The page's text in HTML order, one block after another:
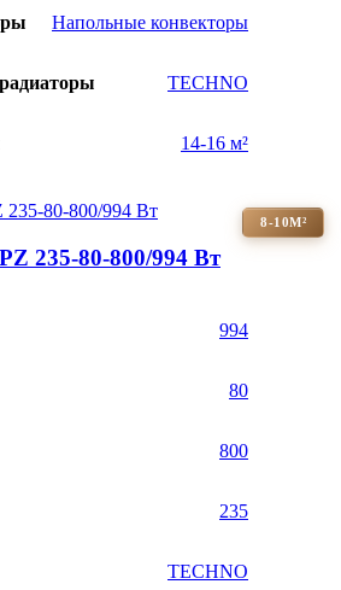
Напольные конвекторы
TECHNO
14-16 м²
8-10М²
235-80-800/994 Вт
994
80
800
235
TECHNO